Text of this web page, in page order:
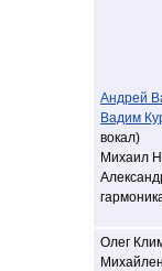
Андрей
Вадим
вокал)
Михаил
Олег